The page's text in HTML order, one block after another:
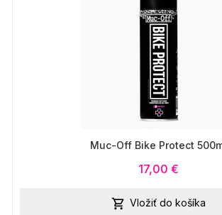
Muc-Off Bike Protect
17,00 €
 Vložiť do košíka